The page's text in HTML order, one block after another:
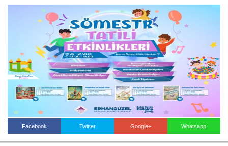
Facebook Twitter Google+ Whatsapp
ANKETLER
FOTO GALERİ
VİDEO GALERİ
KÜNYE
İLETİŞİM